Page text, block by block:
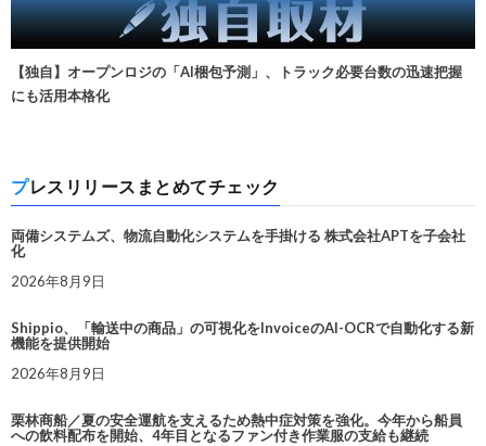
【独自】オープンロジの「AI梱包予測」、トラック必要台数の迅速把握
にも活用本格化
プレスリリースまとめてチェック
両備システムズ、物流自動化システムを手掛ける 株式会社APTを子会社
化
2026年8月9日
Shippio、「輸送中の商品」の可視化をInvoiceのAI-OCRで自動化する新
機能を提供開始
2026年8月9日
栗林商船／夏の安全運航を支えるため熱中症対策を強化。今年から船員
への飲料配布を開始、4年目となるファン付き作業服の支給も継続